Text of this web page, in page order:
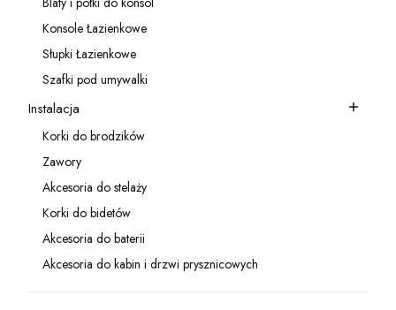
Kategoria - Blaty i półki do konsol
Kategoria - Konsole Łazienkowe
Konsole Łazienkowe
Kategoria - Słupki Łazienkowe
Słupki Łazienkowe
Kategoria - Szafki pod umywalki
Szafki pod umywalki
Kategoria - Instalacja
Instalacja
Kategoria - Korki do brodzików
Korki do brodzików
Kategoria - Zawory
Zawory
Kategoria - Akcesoria do stelaży
Akcesoria do stelaży
Kategoria - Korki do bidetów
Korki do bidetów
Kategoria - Akcesoria do baterii
Akcesoria do baterii
Kategoria - Akcesoria do kabin i drzwi prysznicowych
Akcesoria do kabin i drzwi prysznicowych